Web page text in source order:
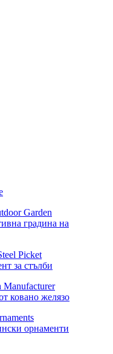
градина на
за стълби
ковано желязо
орнаменти